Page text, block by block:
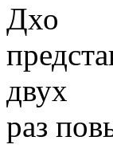
Дхо
двух
раз